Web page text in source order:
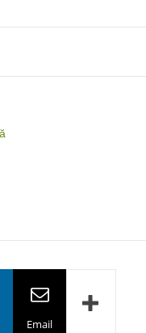
Email